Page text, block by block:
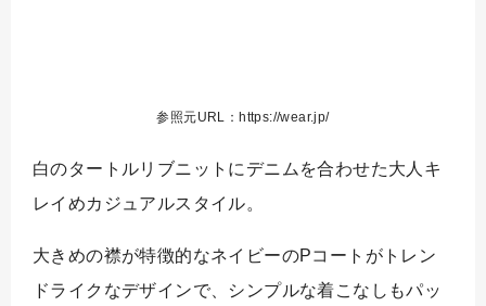
参照元URL：https://wear.jp/
白のタートルリブニットにデニムを合わせた大人キ
レイめカジュアルスタイル。
大きめの襟が特徴的なネイビーのPコートがトレン
ドライクなデザインで、シンプルな着こなしもパッ